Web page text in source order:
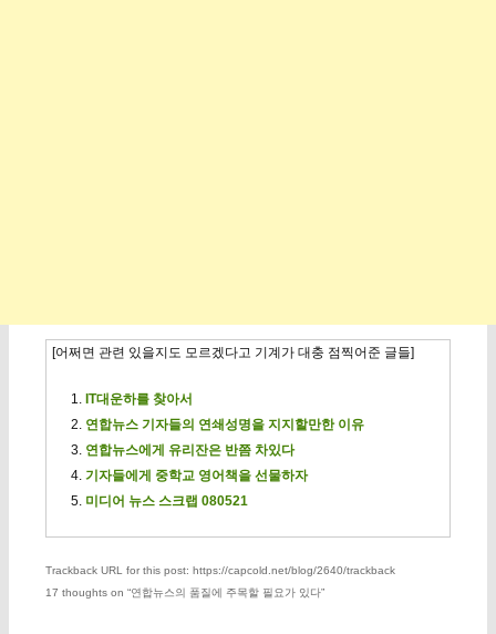
[어쩌면 관련 있을지도 모르겠다고 기계가 대충 점찍어준 글들]
IT대운하를 찾아서
연합뉴스 기자들의 연쇄성명을 지지할만한 이유
연합뉴스에게 유리잔은 반쯤 차있다
기자들에게 중학교 영어책을 선물하자
미디어 뉴스 스크랩 080521
Trackback URL for this post: https://capcold.net/blog/2640/trackback
17 thoughts on “연합뉴스의 품질에 주목할 필요가 있다”